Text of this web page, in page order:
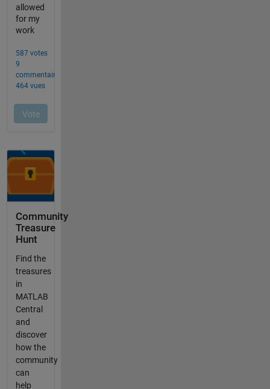
Community
Treasure
Hunt
Find the
treasures
in
MATLAB
Central
and
discover
how the
community
can
help